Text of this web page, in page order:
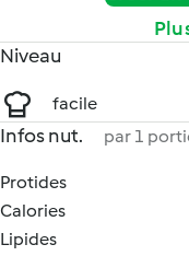
Niveau
facile
Infos nut. par 1
Protides
Calories
Lipides